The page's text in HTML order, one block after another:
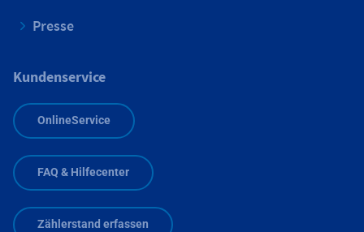
Presse
Kundenservice
OnlineService
FAQ & Hilfecenter
Zählerstand erfassen